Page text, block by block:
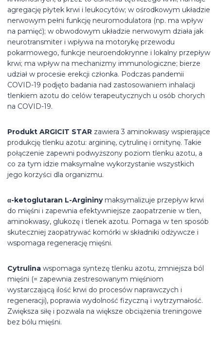
agregację płytek krwi i leukocytów; w ośrodkowym układzie
nerwowym pełni funkcję neuromodulatora (np. ma wpływ
na pamięć); w obwodowym układzie nerwowym działa jak
neurotransmiter i wpływa na motorykę przewodu
pokarmowego, funkcje neuroendokrynne i lokalny przepływ
krwi; ma wpływ na mechanizmy immunologiczne; bierze
udział w procesie erekcji członka. Podczas pandemii
COVID-19 podjęto badania nad zastosowaniem inhalacji
tlenkiem azotu do celów terapeutycznych u osób chorych
na COVID-19.
Produkt ARGICIT STAR zawiera 3 aminokwasy wspierające
produkcję tlenku azotu: argininę, cytrulinę i ornitynę. Takie
połączenie zapewni podwyższony poziom tlenku azotu, a
co za tym idzie maksymalne wykorzystanie wszystkich
jego korzyści dla organizmu.
α-ketoglutaran L-Argininymaksymalizuje przepływ krwi
do mięśni i zapewnia efektywniejsze zaopatrzenie w tlen,
aminokwasy, glukozę i tlenek azotu. Pomaga w ten sposób
skuteczniej zaopatrywać komórki w składniki odżywcze i
wspomaga regenerację mięśni.
Cytrulina wspomaga syntezę tlenku azotu, zmniejsza ból
mięśni (= zapewnia zestresowanym mięśniom
wystarczającą ilość krwi do procesów naprawczych i
regeneracji), poprawia wydolność fizyczną i wytrzymałość.
Zwiększa siłę i pozwala na większe obciążenia treningowe
bez bólu mięśni.